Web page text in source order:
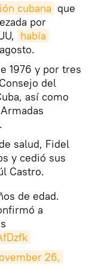
cubana que
por
había
1976 y por tres
del
así como
salud, Fidel
y cedió sus
Castro.
de edad.
a
26,